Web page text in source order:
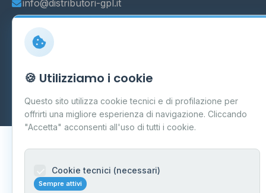
info@distributori-gpl.it
Carpi P.IVA 03859300364
Dati forniti da Ministero delle Imprese e del Made in Italy
Aggiornamento quotidiano
🍪 Utilizziamo i cookie
Questo sito utilizza cookie tecnici e di profilazione per
offrirti una migliore esperienza di navigazione. Cliccando
"Accetta" acconsenti all'uso di tutti i cookie.
Cookie tecnici (necessari)
Sempre attivi